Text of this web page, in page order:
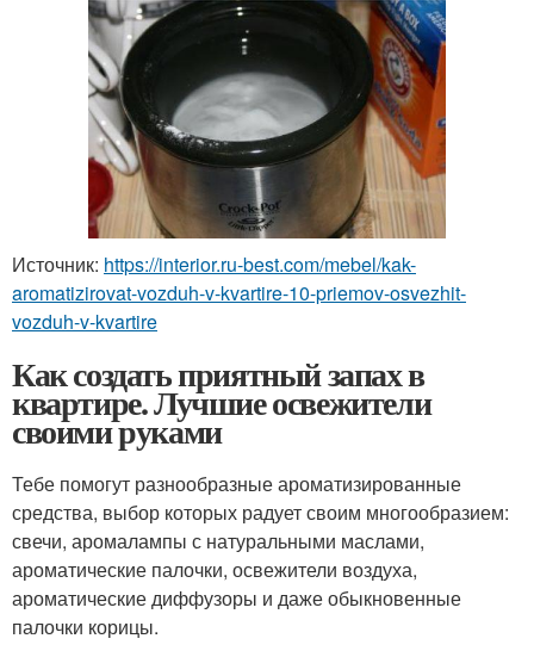
Источник: https://interior.ru-best.com/mebel/kak-
aromatizirovat-vozduh-v-kvartire-10-priemov-osvezhit-
vozduh-v-kvartire
Как создать приятный запах в
квартире. Лучшие освежители
своими руками
Тебе помогут разнообразные ароматизированные
средства, выбор которых радует своим многообразием:
свечи, аромалампы с натуральными маслами,
ароматические палочки, освежители воздуха,
ароматические диффузоры и даже обыкновенные
палочки корицы.